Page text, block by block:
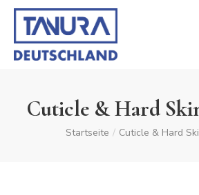
Cuticle & Hard
Startseite / Cuticle & Hard